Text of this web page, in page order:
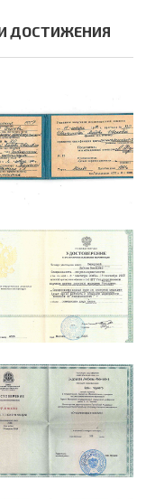
ДОСТИЖЕНИЯ